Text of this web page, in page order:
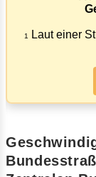
1
Laut einer